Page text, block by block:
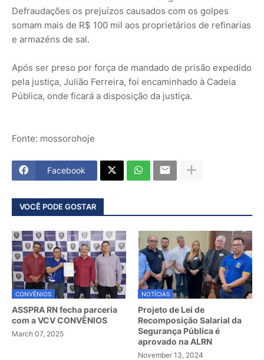
Defraudações os prejuízos causados com os golpes
somam mais de R$ 100 mil aos proprietários de refinarias
e armazéns de sal.
Após ser preso por força de mandado de prisão expedido
pela justiça, Julião Ferreira, foi encaminhado à Cadeia
Pública, onde ficará a disposição da justiça.
Fonte: mossorohoje
Facebook
VOCÊ PODE GOSTAR
CONVÊNIOS
ASSPRA RN fecha parceria
com a VCV CONVÊNIOS
March 07, 2025
NOTÍCIAS
Projeto de Lei de
Recomposição Salarial da
Segurança Pública é
aprovado na ALRN
November 13, 2024